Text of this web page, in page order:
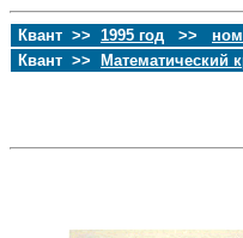
Квант >> 1995 год >>
Квант >>
Математический